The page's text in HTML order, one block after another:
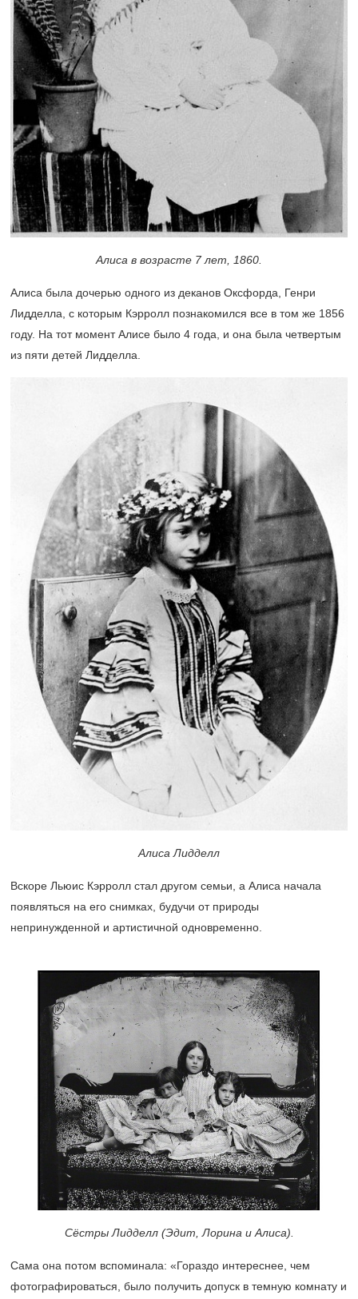
Алиса в возрасте 7 лет, 1860.
Алиса была дочерью одного из деканов Оксфорда, Генри
Лидделла, с которым Кэрролл познакомился все в том же 1856
году. На тот момент Алисе было 4 года, и она была четвертым
из пяти детей Лидделла.
Алиса Лидделл
Вскоре Льюис Кэрролл стал другом семьи, а Алиса начала
появляться на его снимках, будучи от природы
непринужденной и артистичной одновременно.
Сёстры Лидделл (Эдит, Лорина и Алиса).
Сама она потом вспоминала: «Гораздо интереснее, чем
фотографироваться, было получить допуск в темную комнату и